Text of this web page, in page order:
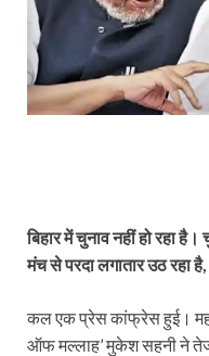
बिहार में चुनाव नहीं हो रहा
मंच से परदा लगातार उठ रहा है,
कल एक प्रेस कांफ्रेस हुई।
ऑफ मल्लाह’ मुकेश सहनी ने